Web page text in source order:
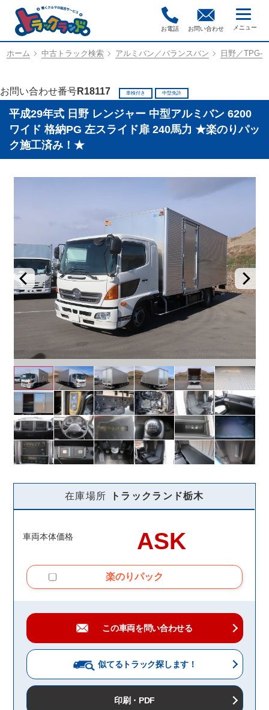
お電話 お問い合わせ
ホーム 中古トラック検索 アルミバン／バランスバン 日野／TPG-
お問い合わせ番号R18117 車検付き 中型免許
平成29年式 日野 レンジャー 中型アルミバン 6200
ワイド 格納PG 左スライド扉 240馬力 ★楽のりパッ
ク施工済み！★
在庫場所 トラックランド栃木
車両本体価格 ASK
楽のりパック
この車両を問い合わせる
似てるトラック探します！
印刷・PDF